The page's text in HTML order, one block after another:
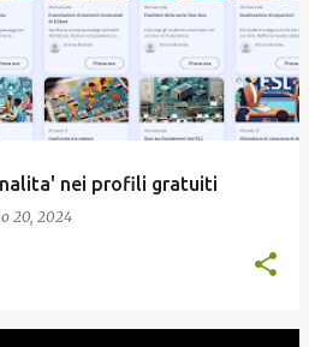
nei profili gratuiti
20, 2024